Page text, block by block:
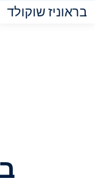
בראוניז שוקולד